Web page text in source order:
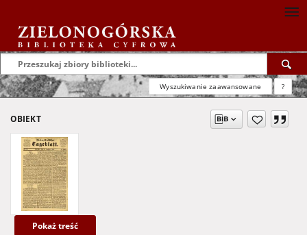
Wyszukiwanie zaawansowane ?
OBIEKT
Pokaż treść